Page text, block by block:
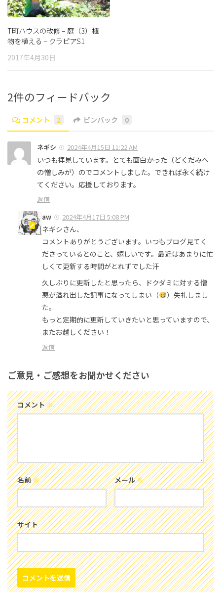
T町ハウスの改修 – 庭（3）植
物を植える – クラピアS1
2017年4月30日
2件のフィードバック
コメント 2 ピンバック 0
ネギシ 2024年4月15日 11:22 AM
いつも拝見しています。とても面白かった（どくだみへ
の憎しみが）のでコメントしました。できれば永く続け
てください。応援しております。
返信
aw
2024年4月17日 5:08 PM
ネギシさん、
コメントありがとうございます。いつもブログ見てく
ださっているとのこと、嬉しいです。最近はあまりに忙
しくて更新する時間がとれずでした汗
久しぶりに更新したと思ったら、ドクダミに対する憎
悪が溢れ出した記事になってしまい（
）失礼しまし
た。
もっと定期的に更新していきたいと思っていますので、
またお越しください！
返信
ご意見・ご感想をお聞かせください
コメント※
名前※ メール※
サイト